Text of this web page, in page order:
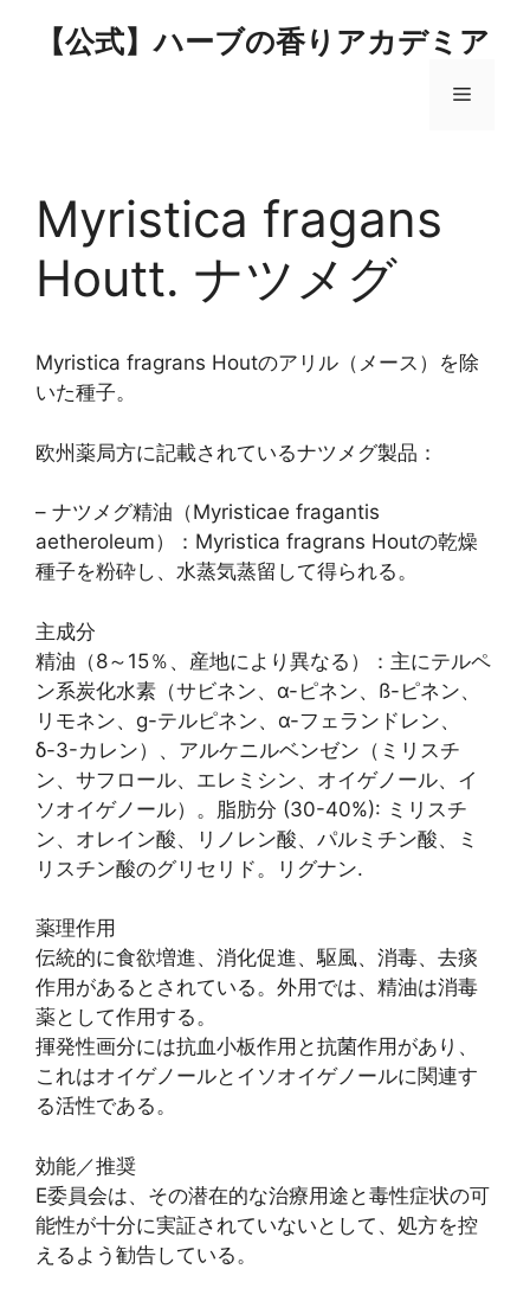
【公式】ハーブの香りアカデミア
メ
Myristica fragans
Houtt. ナツメグ
Myristica fragrans Houtのアリル（メース）を除
いた種子。
欧州薬局方に記載されているナツメグ製品：
– ナツメグ精油（Myristicae fragantis
aetheroleum）：Myristica fragrans Houtの乾燥
種子を粉砕し、水蒸気蒸留して得られる。
主成分
精油（8～15％、産地により異なる）：主にテルペ
ン系炭化水素（サビネン、α-ピネン、ß-ピネン、
リモネン、g-テルピネン、α-フェランドレン、
δ-3-カレン）、アルケニルベンゼン（ミリスチ
ン、サフロール、エレミシン、オイゲノール、イ
ソオイゲノール）。脂肪分 (30-40%): ミリスチ
ン、オレイン酸、リノレン酸、パルミチン酸、ミ
リスチン酸のグリセリド。リグナン.
薬理作用
伝統的に食欲増進、消化促進、駆風、消毒、去痰
作用があるとされている。外用では、精油は消毒
薬として作用する。
揮発性画分には抗血小板作用と抗菌作用があり、
これはオイゲノールとイソオイゲノールに関連す
る活性である。
効能／推奨
E委員会は、その潜在的な治療用途と毒性症状の可
能性が十分に実証されていないとして、処方を控
えるよう勧告している。